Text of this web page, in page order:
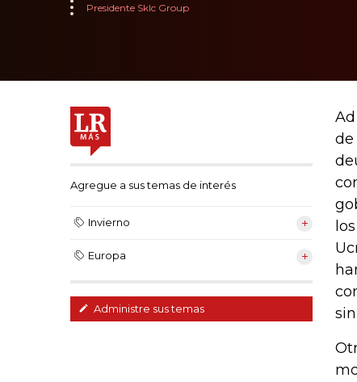
Presidente Sklc Group
Agregue a sus temas de interés
Invierno
Europa
Administre sus temas
de